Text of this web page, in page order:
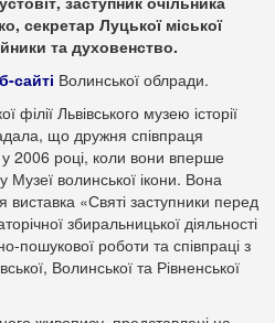
секретар Луцької міської
та духовенство.
сайті Волинської облради.
філії Львівського музею історії
що дружня співпраця
2006 році, коли вони вперше
Музеї волинської ікони. Вона
«Святі заступники перед
збиральницької діяльності
пошукової роботи та співпраці з
Волинської та Рівненської